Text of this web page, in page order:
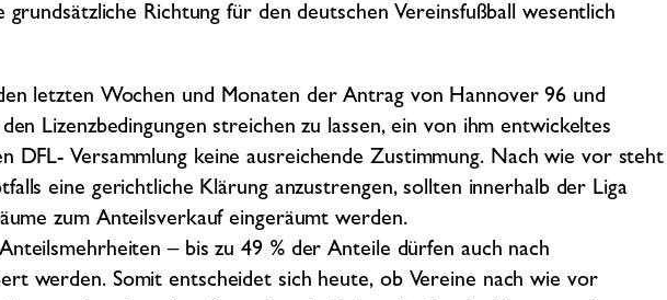
grundsätzliche Richtung für den deutschen Vereinsfußball wesentlich
letzten Wochen und Monaten der Antrag von Hannover 96 und
Lizenzbedingungen streichen zu lassen, ein von ihm entwickeltes
DFL- Versammlung keine ausreichende Zustimmung. Nach wie vor steht
eine gerichtliche Klärung anzustrengen, sollten innerhalb der Liga
zum Anteilsverkauf eingeräumt werden.
– bis zu 49 % der Anteile dürfen auch nach
werden. Somit entscheidet sich heute, ob Vereine nach wie vor